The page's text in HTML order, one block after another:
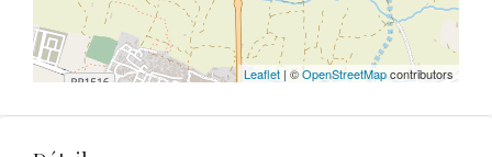
Leaflet | ©OpenStreetMapcontributors